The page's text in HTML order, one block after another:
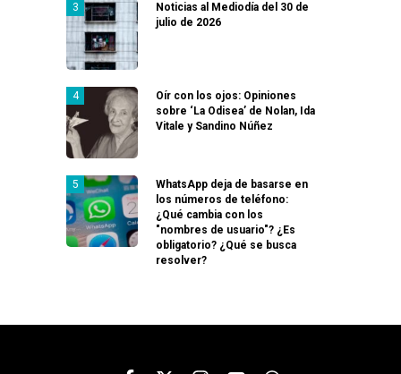
Noticias al Mediodía del 30 de
julio de 2026
Oír con los ojos: Opiniones
sobre ‘La Odisea’ de Nolan, Ida
Vitale y Sandino Núñez
WhatsApp deja de basarse en
los números de teléfono:
¿Qué cambia con los
"nombres de usuario"? ¿Es
obligatorio? ¿Qué se busca
resolver?